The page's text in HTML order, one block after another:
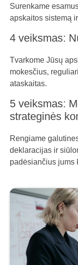
Surenkame
apskaitos sistemą
4 veiksmas:
Tvarkome Jūsų
mokesčius,
ataskaitas.
5 veiksmas:
strateginės
Rengiame
deklaracijas ir
padėsiančius jums